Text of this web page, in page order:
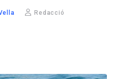
Redacció